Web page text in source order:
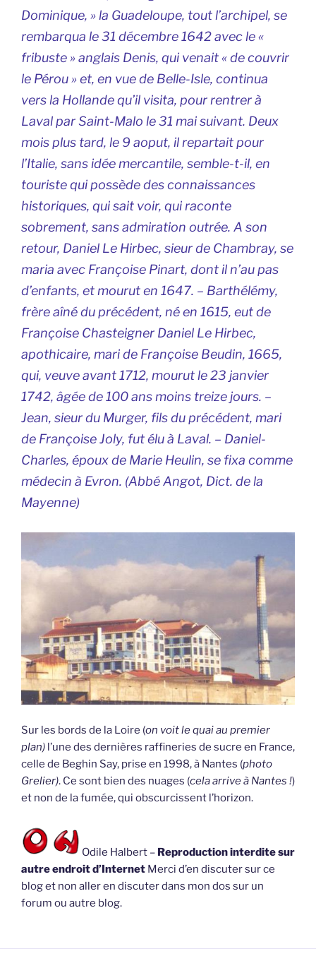
Dominique, » la Guadeloupe, tout l’archipel, se
rembarqua le 31 décembre 1642 avec le «
fribuste » anglais Denis, qui venait « de couvrir
le Pérou » et, en vue de Belle-Isle, continua
vers la Hollande qu’il visita, pour rentrer à
Laval par Saint-Malo le 31 mai suivant. Deux
mois plus tard, le 9 aoput, il repartait pour
l’Italie, sans idée mercantile, semble-t-il, en
touriste qui possède des connaissances
historiques, qui sait voir, qui raconte
sobrement, sans admiration outrée. A son
retour, Daniel Le Hirbec, sieur de Chambray, se
maria avec Françoise Pinart, dont il n’au pas
d’enfants, et mourut en 1647. – Barthélémy,
frère aîné du précédent, né en 1615, eut de
Françoise Chasteigner Daniel Le Hirbec,
apothicaire, mari de Françoise Beudin, 1665,
qui, veuve avant 1712, mourut le 23 janvier
1742, âgée de 100 ans moins treize jours. –
Jean, sieur du Murger, fils du précédent, mari
de Françoise Joly, fut élu à Laval. – Daniel-
Charles, époux de Marie Heulin, se fixa comme
médecin à Evron. (Abbé Angot, Dict. de la
Mayenne)
Sur les bords de la Loire (on voit le quai au premier
plan) l’une des dernières raffineries de sucre en France,
celle de Beghin Say, prise en 1998, à Nantes (photo
Grelier). Ce sont bien des nuages (cela arrive à Nantes !)
et non de la fumée, qui obscurcissent l’horizon.
Odile Halbert – Reproduction interdite sur
autre endroit d’Internet Merci d’en discuter sur ce
blog et non aller en discuter dans mon dos sur un
forum ou autre blog.